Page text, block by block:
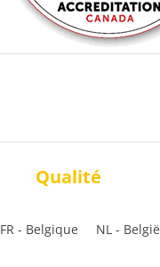
Qualité
FR - Belgique NL - België